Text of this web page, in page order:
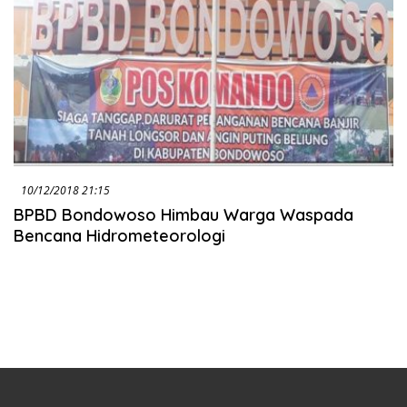
10/12/2018 21:15
BPBD Bondowoso Himbau Warga Waspada
Bencana Hidrometeorologi